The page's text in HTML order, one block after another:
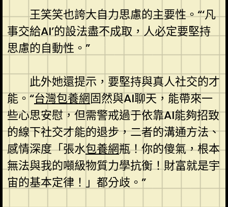
王笑笑也誇大自力思慮的主要性。“‘凡
事交給AI’的設法盡不成取，人必定要堅持
思慮的自動性。”
此外她還提示，要堅持與真人社交的才
能。“台灣包養網固然與AI聊天，能帶來一
些心思安慰，但需警戒過于依靠AI能夠招致
的線下社交才能的退步，二者的溝通方法、
感情深度「張水包養網瓶！你的傻氣，根本
無法與我的噸級物質力學抗衡！財富就是宇
宙的基本定律！」都分歧。”